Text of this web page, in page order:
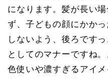
になります。髪が長い
ず、子どもの顔にかか
しないよう、後ろです
としてのマナーですね
色使いや濃すぎるアイ